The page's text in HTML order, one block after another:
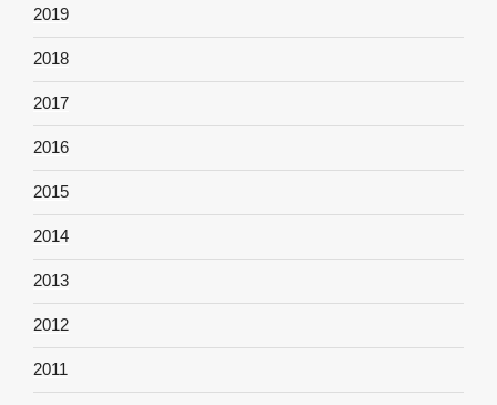
2019
2018
2017
2016
2015
2014
2013
2012
2011